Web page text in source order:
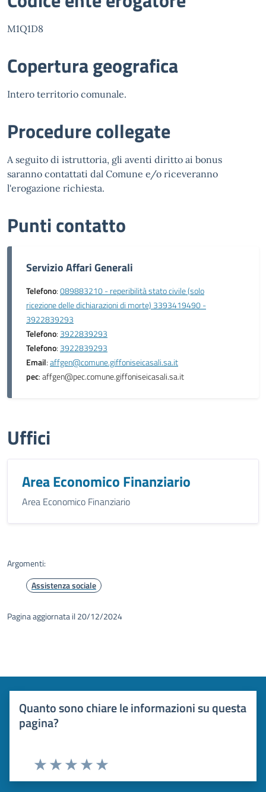
M1Q1D8
Copertura geografica
Intero territorio comunale.
Procedure collegate
A seguito di istruttoria, gli aventi diritto ai bonus
saranno contattati dal Comune e/o riceveranno
l'erogazione richiesta.
Punti contatto
Servizio Affari Generali
Telefono:089883210 - reperibilità stato civile (solo
ricezione delle dichiarazioni di morte) 3393419490 -
3922839293
Telefono: 3922839293
Telefono: 3922839293
Email:affgen@comune.giffoniseicasali.sa.it
pec: affgen@pec.comune.giffoniseicasali.sa.it
Uffici
Area Economico Finanziario
Area Economico Finanziario
Argomenti:
Assistenza sociale
Pagina aggiornata il 20/12/2024
Quanto sono chiare le informazioni su questa
pagina?
Valuta 5 stelle su 5
Valuta 4 stelle su 5
Valuta 3 stelle su 5
Valuta 2 stelle su 5
Valuta 1 stelle su 5